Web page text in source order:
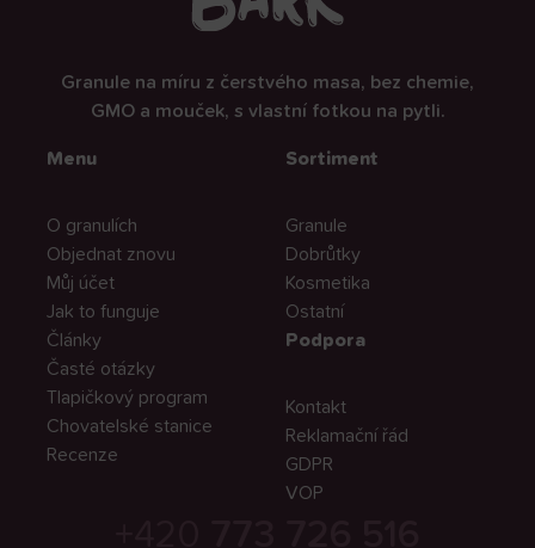
Granule na míru z čerstvého masa, bez chemie,
GMO a mouček, s vlastní fotkou na pytli.
Menu
O granulích
Objednat znovu
Můj účet
Jak to funguje
Články
Časté otázky
Tlapičkový program
Chovatelské stanice
Recenze
Sortiment
Granule
Dobrůtky
Kosmetika
Ostatní
Podpora
Kontakt
Reklamační řád
GDPR
VOP